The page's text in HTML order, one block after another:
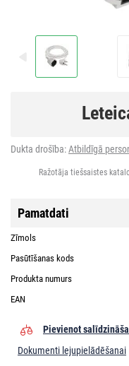
Dukta drošība:Atbildīgā
Ražotāja tiešsaistes
Pamatdati
Zīmols
Pasūtīšanas kods
Produkta numurs
EAN
Pievienot
Dokumenti lejupielādēšanai